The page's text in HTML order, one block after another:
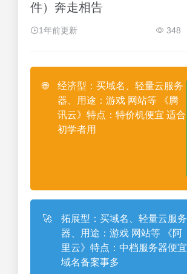
件）奔走相告
1年前更新 348
🌐
经济型：买域名、轻量云服务
器、用途：游戏 网站等 《腾
讯云》特点：特价机便宜 适合
初学者用
🚀
拓展型：买域名、轻量云服务
器、用途：游戏 网站等 《阿
里云》特点：中档服务器便宜
域名备案事多